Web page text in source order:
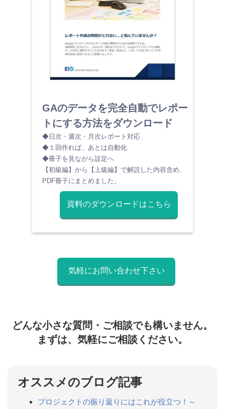
GAのデータを完全自動でレポー
トにする方法をダウンロード
◆日次・週次・月次レポート対応
◆１回作れば、あとは自動化
◆冊子を見ながら設定へ
【初級編】から【上級編】で解説した内容含め、
PDF冊子にまとめました。
資料のダウンロードはこちら
気軽にお問い合わせ下さい
どんな小さな質問・ご相談でも構いません。
まずは、気軽にご相談ください。
オススメのブログ記事
プロジェクトの振り返りにはこれが役立つ！～